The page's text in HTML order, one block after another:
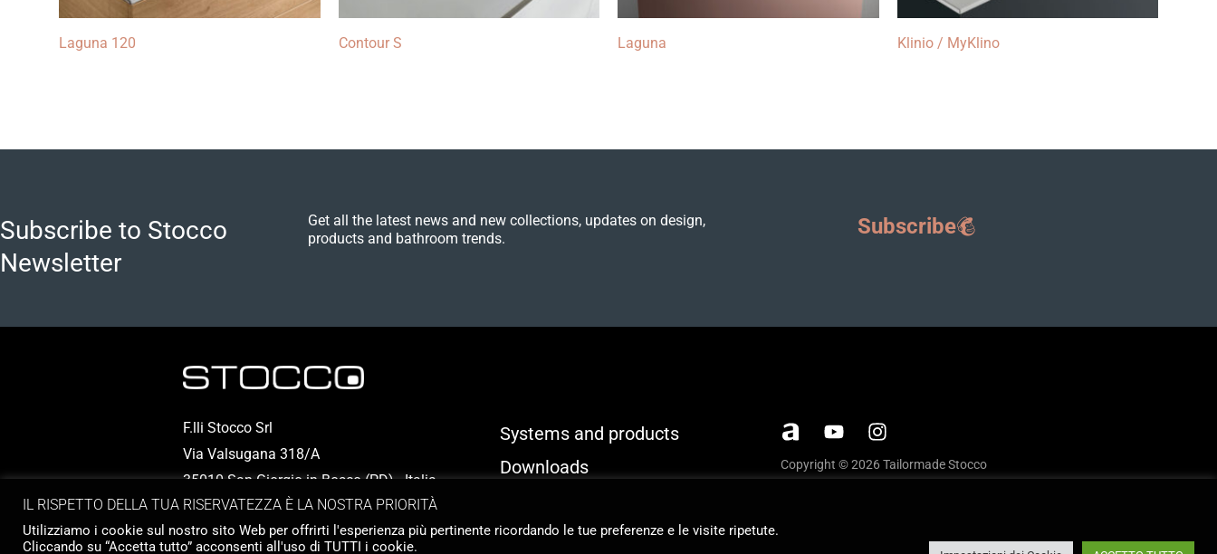
Laguna 120 Contour S Laguna Klinio / MyKlino
Subscribe to Stocco
Newsletter
Get all the latest news and new collections, updates on design,
products and bathroom trends.
Subscribe
F.lli Stocco Srl
Via Valsugana 318/A
35010 San Giorgio in Bosco (PD) - Italia
P.IVA 00324950286
Systems and products
Downloads
Contacts
Copyright © 2026 Tailormade Stocco
IL RISPETTO DELLA TUA RISERVATEZZA È LA NOSTRA PRIORITÀ
Utilizziamo i cookie sul nostro sito Web per offrirti l'esperienza più pertinente ricordando le tue preferenze e le visite ripetute.
Cliccando su “Accetta tutto” acconsenti all'uso di TUTTI i cookie.